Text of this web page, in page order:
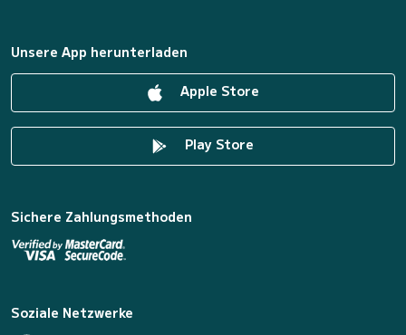
Unsere App herunterladen
Apple Store
Play Store
Sichere Zahlungsmethoden
Soziale Netzwerke